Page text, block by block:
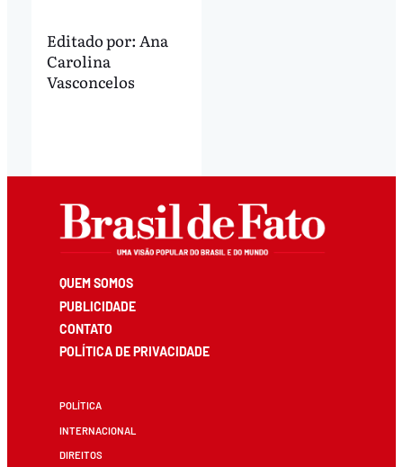
Editado por: Ana
Carolina
Vasconcelos
QUEM SOMOS
PUBLICIDADE
CONTATO
POLÍTICA DE PRIVACIDADE
POLÍTICA
INTERNACIONAL
DIREITOS